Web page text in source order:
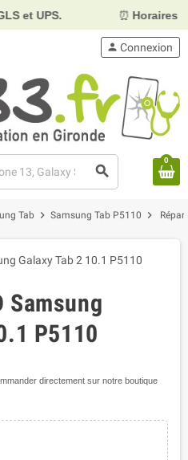
Horaires :Mardi,
search
person Connexion
0
Tab chevron_right Samsung Tab P5110 chevron_right
Samsung
P5110
directement sur notre boutique